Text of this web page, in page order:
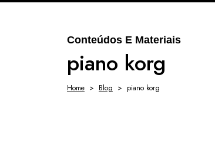
Conteúdos E Materiais
piano korg
Home Blog piano korg